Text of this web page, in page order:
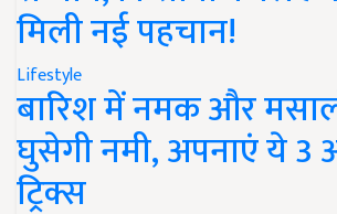
मिली नई पहचान!
Lifestyle
बारिश में नमक और
घुसेगी नमी, अपनाएं ये 3
ट्रिक्स